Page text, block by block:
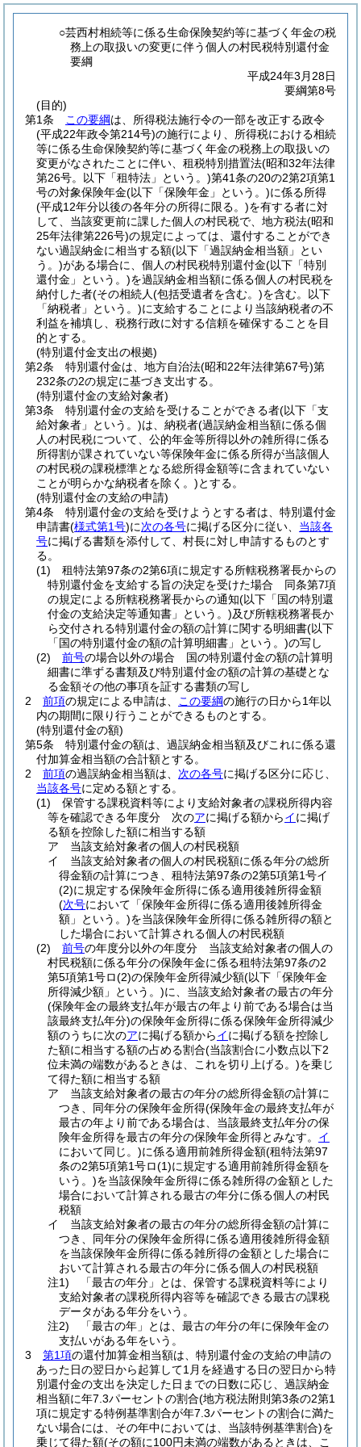
○芸西村相続等に係る生命保険契約等に基づく年金の税
務上の取扱いの変更に伴う個人の村民税特別還付金
要綱
平成24年3月28日
要綱第8号
(目的)
第1条
この要綱は、所得税法施行令の一部を改正する政令
(平成22年政令第214号)の施行により、所得税における相続
等に係る生命保険契約等に基づく年金の税務上の取扱いの
変更がなされたことに伴い、租税特別措置法(昭和32年法律
第26号。以下「租特法」という。)第41条の20の2第2項第1
号の対象保険年金(以下「保険年金」という。)に係る所得
(平成12年分以後の各年分の所得に限る。)を有する者に対
して、当該変更前に課した個人の村民税で、地方税法(昭和
25年法律第226号)の規定によっては、還付することができ
ない過誤納金に相当する額(以下「過誤納金相当額」とい
う。)がある場合に、個人の村民税特別還付金(以下「特別
還付金」という。)を過誤納金相当額に係る個人の村民税を
納付した者(その相続人(包括受遺者を含む。)を含む。以下
「納税者」という。)に支給することにより当該納税者の不
利益を補填し、税務行政に対する信頼を確保することを目
的とする。
(特別還付金支出の根拠)
第2条
特別還付金は、地方自治法(昭和22年法律第67号)第
232条の2の規定に基づき支出する。
(特別還付金の支給対象者)
第3条
特別還付金の支給を受けることができる者(以下「支
給対象者」という。)は、納税者(過誤納金相当額に係る個
人の村民税について、公的年金等所得以外の雑所得に係る
所得割が課されていない等保険年金に係る所得が当該個人
の村民税の課税標準となる総所得金額等に含まれていない
ことが明らかな納税者を除く。)とする。
(特別還付金の支給の申請)
第4条
特別還付金の支給を受けようとする者は、特別還付金
申請書(様式第1号)に次の各号に掲げる区分に従い、 当該各
号に掲げる書類を添付して、村長に対し申請するものとす
る。
(1)
租特法第97条の2第6項に規定する所轄税務署長からの
特別還付金を支給する旨の決定を受けた場合 同条第7項
の規定による所轄税務署長からの通知(以下「国の特別還
付金の支給決定等通知書」という。)及び所轄税務署長か
ら交付される特別還付金の額の計算に関する明細書(以下
「国の特別還付金の額の計算明細書」という。)の写し
(2)
前号の場合以外の場合 国の特別還付金の額の計算明
細書に準ずる書類及び特別還付金の額の計算の基礎とな
る金額その他の事項を証する書類の写し
2
前項の規定による申請は、 この要綱の施行の日から1年以
内の期間に限り行うことができるものとする。
(特別還付金の額)
第5条
特別還付金の額は、過誤納金相当額及びこれに係る還
付加算金相当額の合計額とする。
2
前項の過誤納金相当額は、 次の各号に掲げる区分に応じ、
当該各号に定める額とする。
(1)
保管する課税資料等により支給対象者の課税所得内容
等を確認できる年度分 次のアに掲げる額からイに掲げ
る額を控除した額に相当する額
ア
当該支給対象者の個人の村民税額
イ
当該支給対象者の個人の村民税額に係る年分の総所
得金額の計算につき、租特法第97条の2第5項第1号イ
(2)に規定する保険年金所得に係る適用後雑所得金額
(次号において「保険年金所得に係る適用後雑所得金
額」という。)を当該保険年金所得に係る雑所得の額と
した場合において計算される個人の村民税額
(2)
前号の年度分以外の年度分 当該支給対象者の個人の
村民税額に係る年分の保険年金に係る租特法第97条の2
第5項第1号ロ(2)の保険年金所得減少額(以下「保険年金
所得減少額」という。)に、当該支給対象者の最古の年分
(保険年金の最終支払年が最古の年より前である場合は当
該最終支払年分)の保険年金所得に係る保険年金所得減少
額のうちに次のアに掲げる額からイに掲げる額を控除し
た額に相当する額の占める割合(当該割合に小数点以下2
位未満の端数があるときは、これを切り上げる。)を乗じ
て得た額に相当する額
ア
当該支給対象者の最古の年分の総所得金額の計算に
つき、同年分の保険年金所得(保険年金の最終支払年が
最古の年より前である場合は、当該最終支払年分の保
険年金所得を最古の年分の保険年金所得とみなす。 イ
において同じ。)に係る適用前雑所得金額(租特法第97
条の2第5項第1号ロ(1)に規定する適用前雑所得金額を
いう。)を当該保険年金所得に係る雑所得の金額とした
場合において計算される最古の年分に係る個人の村民
税額
イ
当該支給対象者の最古の年分の総所得金額の計算に
つき、同年分の保険年金所得に係る適用後雑所得金額
を当該保険年金所得に係る雑所得の金額とした場合に
おいて計算される最古の年分に係る個人の村民税額
注1) 「最古の年分」とは、保管する課税資料等により
支給対象者の課税所得内容等を確認できる最古の課税
データがある年分をいう。
注2) 「最古の年」とは、最古の年分の年に保険年金の
支払いがある年をいう。
3
第1項の還付加算金相当額は、特別還付金の支給の申請の
あった日の翌日から起算して1月を経過する日の翌日から特
別還付金の支出を決定した日までの日数に応じ、過誤納金
相当額に年7.3パーセントの割合(地方税法附則第3条の2第1
項に規定する特例基準割合が年7.3パーセントの割合に満た
ない場合には、その年中においては、当該特例基準割合)を
乗じて得た額(その額に100円未満の端数があるときは、こ